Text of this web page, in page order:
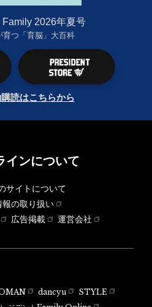
Family 2026年夏号
育つ「育脳」大百科
読はこちらから
インについて
サイトについて
報の取り扱い
広告掲載
運営会社
dancyu
STYLE